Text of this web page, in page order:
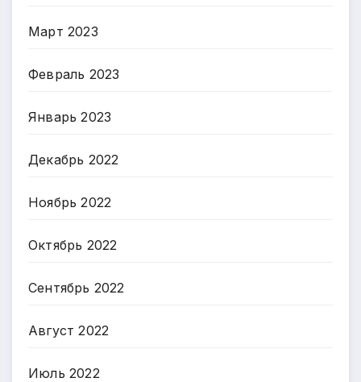
Март 2023
Февраль 2023
Январь 2023
Декабрь 2022
Ноябрь 2022
Октябрь 2022
Сентябрь 2022
Август 2022
Июль 2022